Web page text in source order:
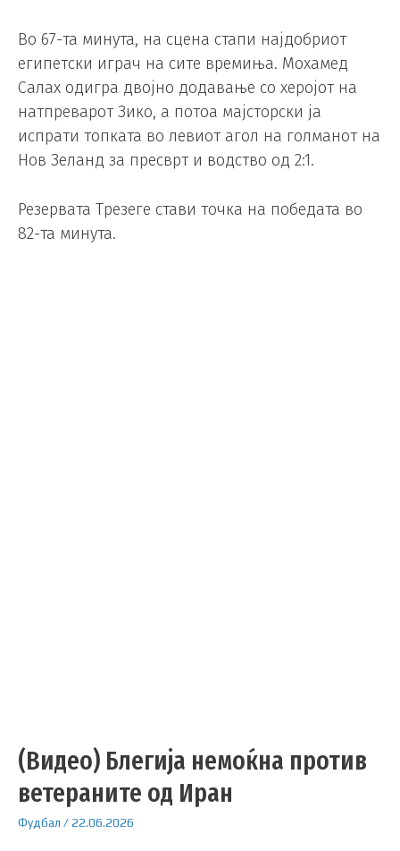
Во 67-та минута, на сцена стапи најдобриот
египетски играч на сите времиња. Мохамед
Салах одигра двојно додавање со херојот на
натпреварот Зико, а потоа мајсторски ја
испрати топката во левиот агол на голманот на
Нов Зеланд за пресврт и водство од 2:1.
Резервата Трезеге стави точка на победата во
82-та минута.
(Видео) Блегија немоќна против
ветераните од Иран
Фудбал /22.06.2026